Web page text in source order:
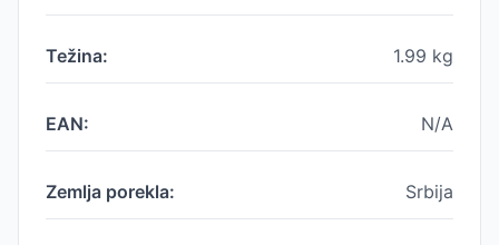
Težina: 1.99 kg
EAN: N/A
Zemlja porekla: Srbija